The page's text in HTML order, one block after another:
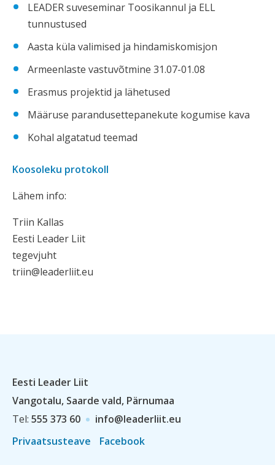
LEADER suveseminar Toosikannul ja ELL
tunnustused
Aasta küla valimised ja hindamiskomisjon
Armeenlaste vastuvõtmine 31.07-01.08
Erasmus projektid ja lähetused
Määruse parandusettepanekute kogumise kava
Kohal algatatud teemad
Koosoleku protokoll
Lähem info:
Triin Kallas
Eesti Leader Liit
tegevjuht
triin@leaderliit.eu
Eesti Leader Liit
Vangotalu, Saarde vald, Pärnumaa
Tel: 555 373 60
info@leaderliit.eu
Privaatsusteave
Facebook